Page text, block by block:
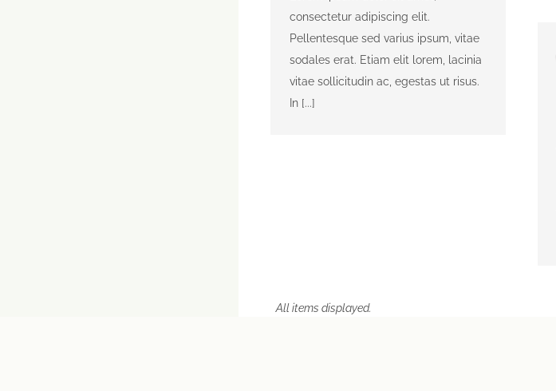
consectetur adipiscing elit.
Pellentesque sed varius ipsum, vitae
sodales erat. Etiam elit lorem, lacinia
vitae sollicitudin ac, egestas ut risus.
In [...]
All items displayed.